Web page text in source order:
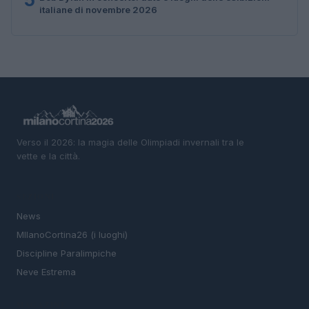
italiane di novembre 2026
Verso il 2026: la magia delle Olimpiadi invernali tra le
vette e la città.
News
MIlanoCortina26 (i luoghi)
Discipline Paralimpiche
Neve Estrema